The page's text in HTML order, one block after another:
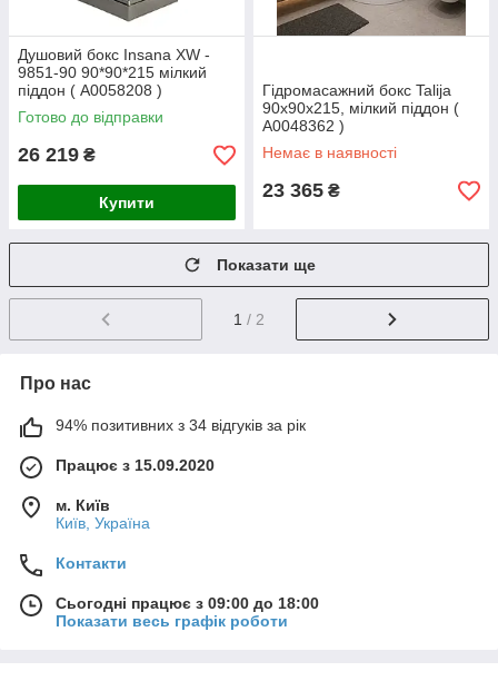
Душовий бокс Insana XW -
9851-90 90*90*215 мілкий
піддон ( А0058208 )
Готово до відправки
26 219 ₴
Купити
Гідромасажний бокс Talija
90x90x215, мілкий піддон (
А0048362 )
Немає в наявності
23 365 ₴
Показати ще
1 / 2
Про нас
94% позитивних з 34 відгуків за рік
Працює з 15.09.2020
м. Київ
Київ, Україна
Контакти
Сьогодні працює з 09:00 до 18:00
Показати весь графік роботи